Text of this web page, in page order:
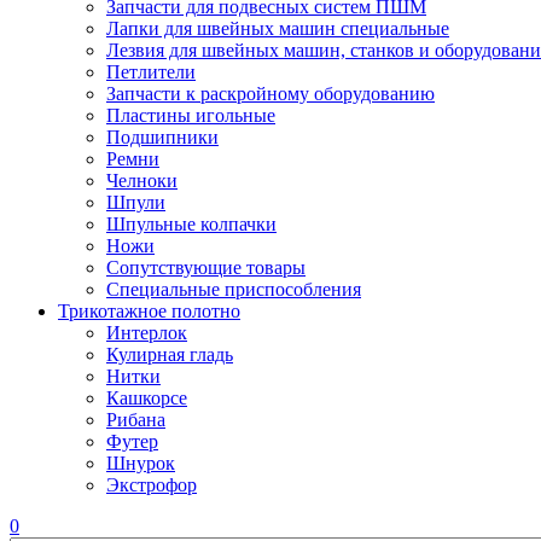
Запчасти для подвесных систем ПШМ
Лапки для швейных машин специальные
Лезвия для швейных машин, станков и
Петлители
Запчасти к раскройному оборудованию
Пластины игольные
Подшипники
Ремни
Челноки
Шпули
Шпульные колпачки
Ножи
Сопутствующие товары
Специальные приспособления
Трикотажное полотно
Интерлок
Кулирная гладь
Нитки
Кашкорсе
Рибана
Футер
Шнурок
Экстрофор
0